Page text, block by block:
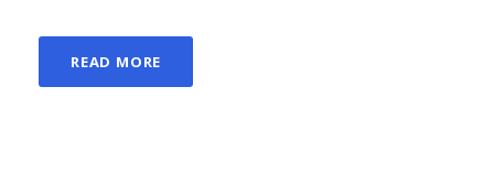
READ MORE